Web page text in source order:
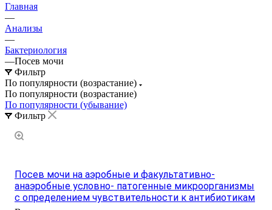
Главная
—
Анализы
—
Бактериология
—Посев мочи
Фильтр
По популярности (возрастание)
По популярности (возрастание)
По популярности (убывание)
Фильтр
Посев мочи на аэробные и факультативно-
анаэробные условно- патогенные микроорганизмы
с определением чувствительности к антибиотикам